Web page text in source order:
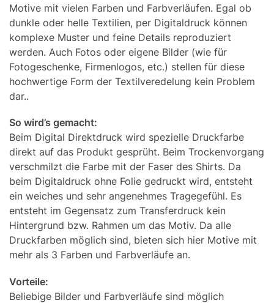
Motive mit vielen Farben und Farbverläufen. Egal ob
dunkle oder helle Textilien, per Digitaldruck können
komplexe Muster und feine Details reproduziert
werden. Auch Fotos oder eigene Bilder (wie für
Fotogeschenke, Firmenlogos, etc.) stellen für diese
hochwertige Form der Textilveredelung kein Problem
dar..
So wird’s gemacht:
Beim Digital Direktdruck wird spezielle Druckfarbe
direkt auf das Produkt gesprüht. Beim Trockenvorgang
verschmilzt die Farbe mit der Faser des Shirts. Da
beim Digitaldruck ohne Folie gedruckt wird, entsteht
ein weiches und sehr angenehmes Tragegefühl. Es
entsteht im Gegensatz zum Transferdruck kein
Hintergrund bzw. Rahmen um das Motiv. Da alle
Druckfarben möglich sind, bieten sich hier Motive mit
mehr als 3 Farben und Farbverläufe an.
Vorteile:
Beliebige Bilder und Farbverläufe sind möglich